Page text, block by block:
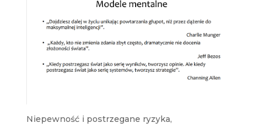
Niepewność i postrzegane ryzyka,